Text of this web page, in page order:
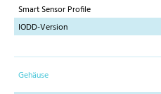
Smart Sensor Profile
IODD-Version
Gehäuse